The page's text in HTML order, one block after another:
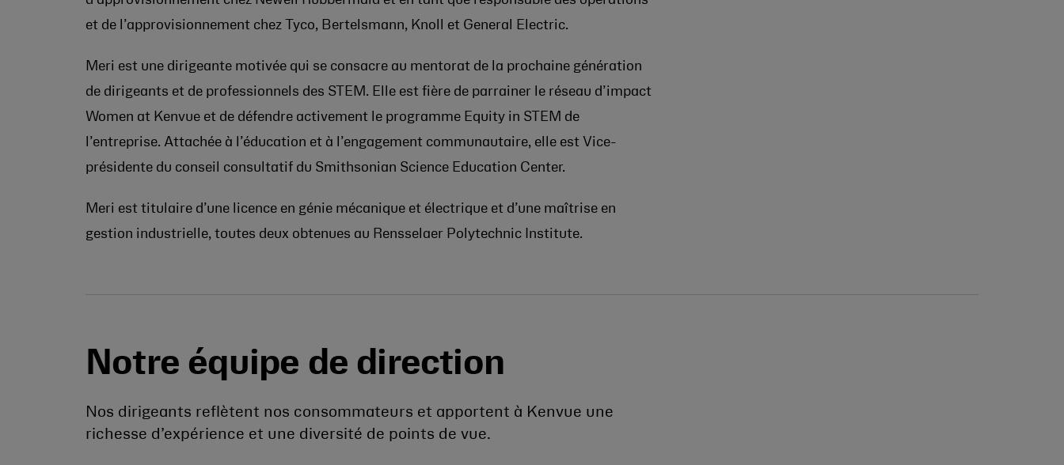
et de l’approvisionnement chez Tyco, Bertelsmann, Knoll et General Electric.
Meri est une dirigeante motivée qui se consacre au mentorat de la prochaine génération
de dirigeants et de professionnels des STEM. Elle est fière de parrainer le réseau d’impact
Women at Kenvue et de défendre activement le programme Equity in STEM de
l’entreprise. Attachée à l’éducation et à l’engagement communautaire, elle est Vice-
présidente du conseil consultatif du Smithsonian Science Education Center.
Meri est titulaire d’une licence en génie mécanique et électrique et d’une maîtrise en
gestion industrielle, toutes deux obtenues au Rensselaer Polytechnic Institute.
Notre équipe de direction
Nos dirigeants reflètent nos consommateurs et apportent à Kenvue une
richesse d’expérience et une diversité de points de vue.